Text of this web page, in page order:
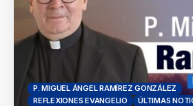
P. MIGUEL ÁNGEL RAMÍREZ GONZÁLEZ
REFLEXIONES EVANGELIO
ÚLTIMAS